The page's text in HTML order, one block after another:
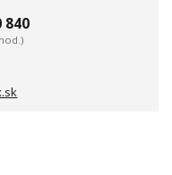
840